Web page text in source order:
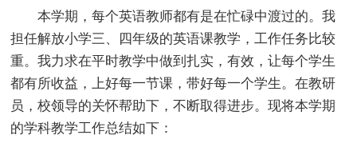
本学期，每个英语教师都有是在忙碌中渡过的。我
担任解放小学三、四年级的英语课教学，工作任务比较
重。我力求在平时教学中做到扎实，有效，让每个学生
都有所收益，上好每一节课，带好每一个学生。在教研
员，校领导的关怀帮助下，不断取得进步。现将本学期
的学科教学工作总结如下：